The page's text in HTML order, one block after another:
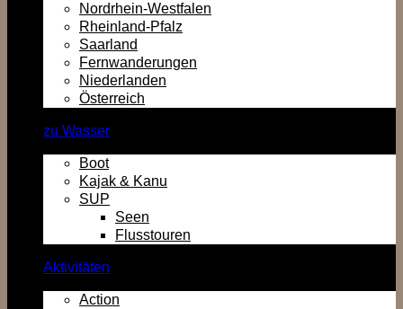
Nordrhein-Westfalen
Rheinland-Pfalz
Saarland
Fernwanderungen
Niederlanden
Österreich
zu Wasser
Boot
Kajak & Kanu
SUP
Seen
Flusstouren
Aktivitäten
Action